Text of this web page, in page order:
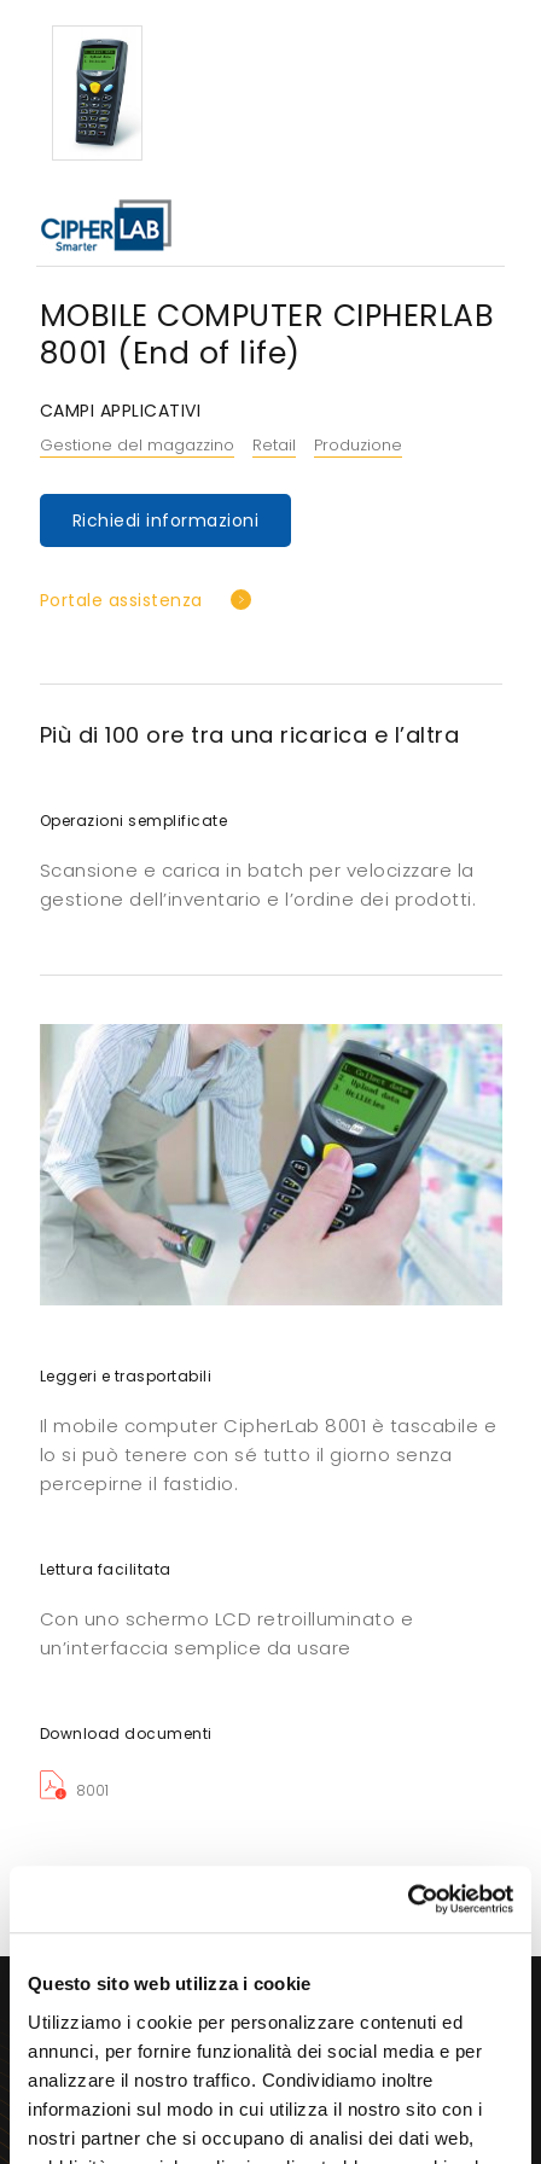
Questo sito web utilizza i cookie
Utilizziamo i cookie per personalizzare contenuti ed
annunci, per fornire funzionalità dei social media e per
analizzare il nostro traffico. Condividiamo inoltre
informazioni sul modo in cui utilizza il nostro sito con i
nostri partner che si occupano di analisi dei dati web,
MOBILE COMPUTER CIPHERLAB
8001 (End of life)
CAMPI APPLICATIVI
Gestione del magazzino Retail Produzione
Richiedi informazioni
Portale assistenza
Più di 100 ore tra una ricarica e l’altra
Operazioni semplificate
Scansione e carica in batch per velocizzare la
gestione dell’inventario e l’ordine dei prodotti.
Leggeri e trasportabili
Il mobile computer CipherLab 8001 è tascabile e
lo si può tenere con sé tutto il giorno senza
percepirne il fastidio.
Lettura facilitata
Con uno schermo LCD retroilluminato e
un’interfaccia semplice da usare
Download documenti
8001
consulenza
immediata?